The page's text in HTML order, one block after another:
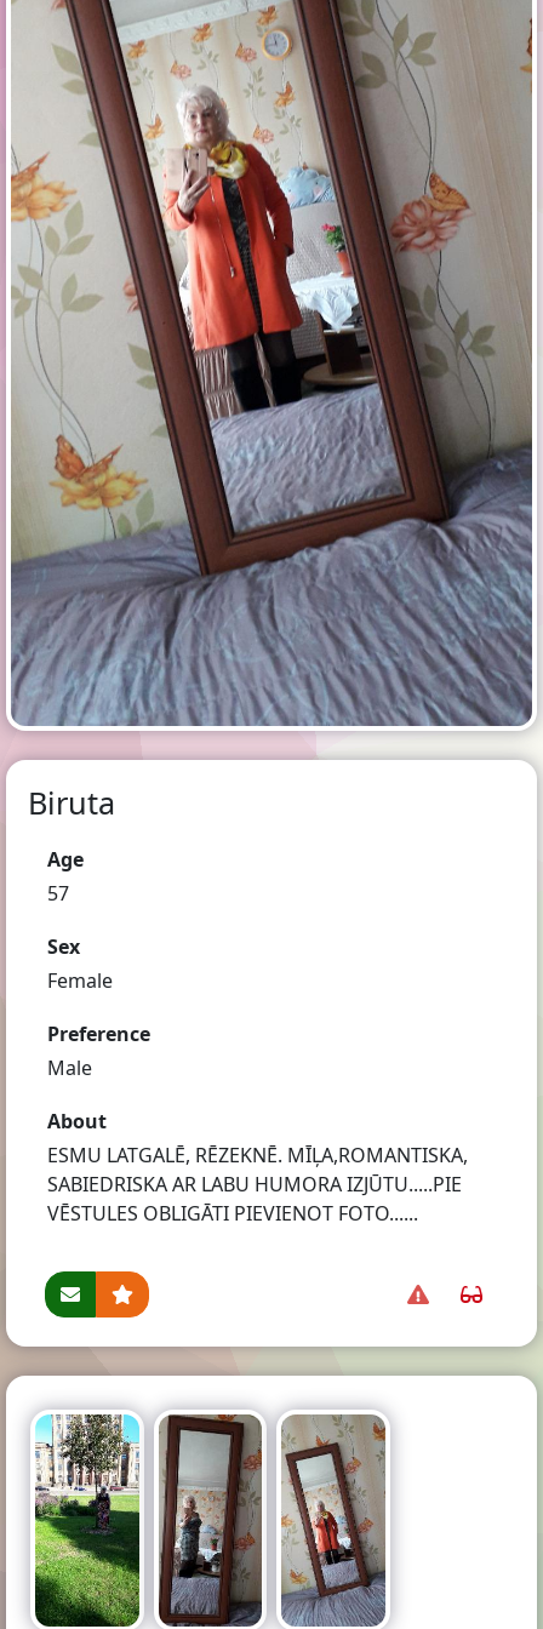
Biruta
Age
57
Sex
Female
Preference
Male
About
ESMU LATGALĒ, RĒZEKNĒ. MĪĻA,ROMANTISKA,
SABIEDRISKA AR LABU HUMORA IZJŪTU.....PIE
VĒSTULES OBLIGĀTI PIEVIENOT FOTO......